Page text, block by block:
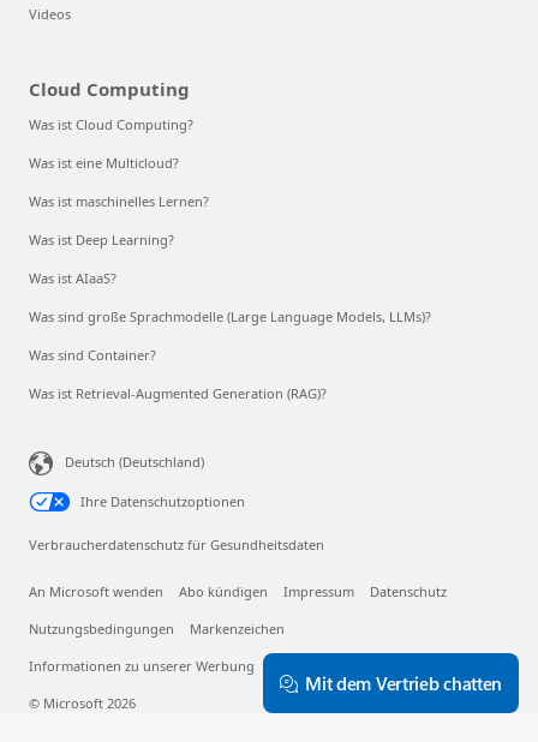
Videos
Cloud Computing
Was ist Cloud Computing?
Was ist eine Multicloud?
Was ist maschinelles Lernen?
Was ist Deep Learning?
Was ist AIaaS?
Was sind große Sprachmodelle (Large Language Models, LLMs)?
Was sind Container?
Was ist Retrieval-Augmented Generation (RAG)?
Deutsch (Deutschland)
Ihre Datenschutzoptionen
Verbraucherdatenschutz für Gesundheitsdaten
An Microsoft wenden Abo kündigen Impressum Datenschutz
Nutzungsbedingungen Markenzeichen
Informationen zu unserer Werbung
© Microsoft 2026
Mit dem Vertrieb chatten